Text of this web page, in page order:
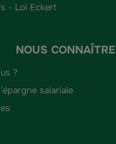
- Loi Eckert
NOUS CONNAÎTRE
?
salariale